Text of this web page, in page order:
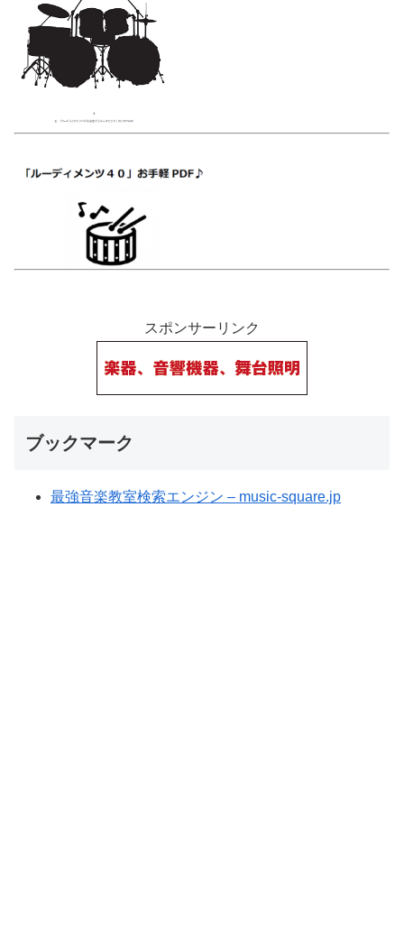
スポンサーリンク
ブックマーク
最強音楽教室検索エンジン – music-square.jp